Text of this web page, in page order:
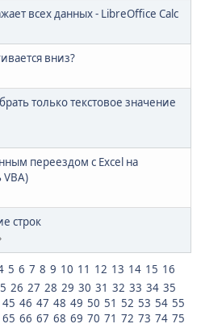
всех данных - LibreOffice Calc
вниз?
только текстовое значение
переездом с Excel на
строк
5 6 7 8 9 10 11 12 13 14 15 16
26 27 28 29 30 31 32 33 34 35
45 46 47 48 49 50 51 52 53 54 55
65 66 67 68 69 70 71 72 73 74 75